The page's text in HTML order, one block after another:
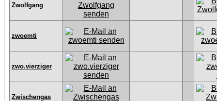
Zwolfgang
zwoemti
zwo.vierziger
Zwischengas